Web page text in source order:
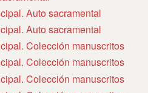
Auto sacramental
Auto sacramental
Colección manuscritos
Colección manuscritos
Colección manuscritos